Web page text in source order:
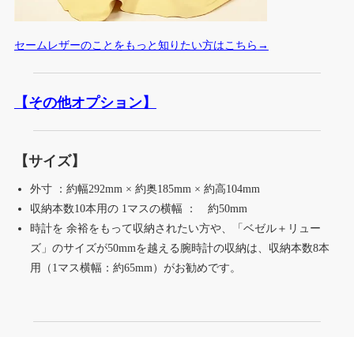
セームレザーのことをもっと知りたい方はこちら →
【その他オプション】
【サイズ】
外寸 ：約幅292mm × 約奥185mm × 約高104mm
収納本数10本用の 1マスの横幅 ： 約50mm
時計を 余裕をもって収納されたい方や、「ベゼル＋リュー
ズ」のサイズが50mmを越える腕時計の収納は、収納本数8本
用（1マス横幅：約65mm）がお勧めです。